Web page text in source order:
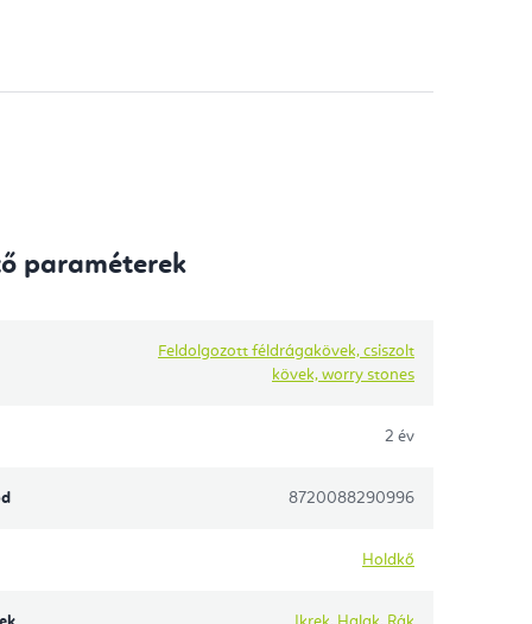
paraméterek
Feldolgozott féldrágakövek, csiszolt
kövek, worry stones
2 év
8720088290996
Holdkő